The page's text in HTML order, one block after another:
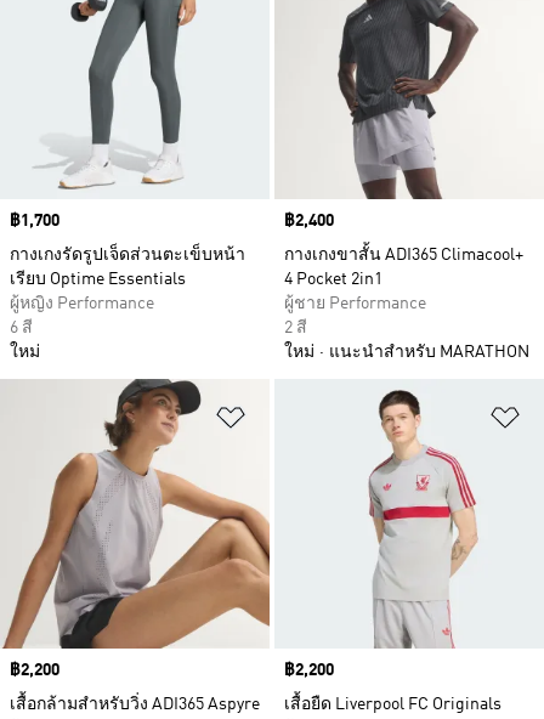
Price
฿1,700
กางเกงรัดรูปเจ็ดส่วนตะเข็บหน้า
เรียบ Optime Essentials
ผู้หญิง Performance
6 สี
ใหม่
Price
฿2,400
กางเกงขาสั้น ADI365 Climacool+
4 Pocket 2in1
ผู้ชาย Performance
2 สี
ใหม่
แนะนำสำหรับ MARATHON
เพิ่มไปยังรายการสินค้าโปรด
Price
฿2,200
เสื้อกล้ามสำหรับวิ่ง ADI365 Aspyre
Price
฿2,200
เสื้อยืด Liverpool FC Originals